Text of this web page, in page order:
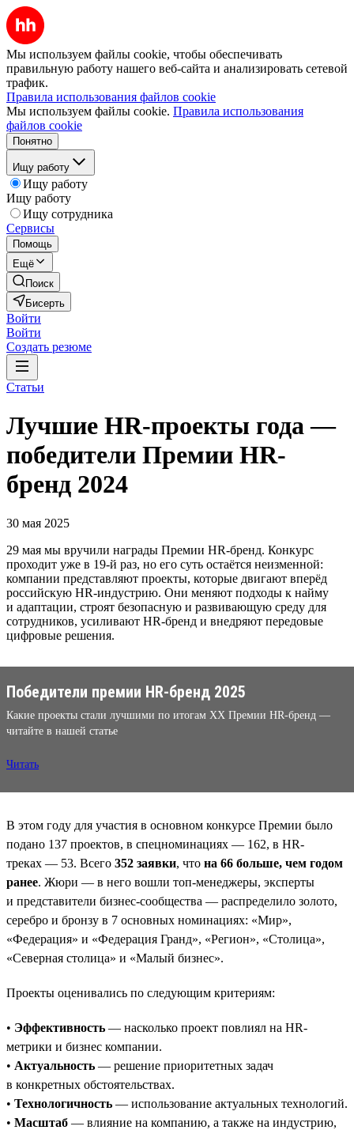
Мы используем файлы cookie, чтобы обеспечивать
правильную работу нашего веб-сайта и анализировать сетевой
трафик.
Правила использования файлов cookie
Мы используем файлы cookie. Правила использования
файлов cookie
Понятно
Ищу работу
Ищу работу
Ищу работу
Ищу сотрудника
Сервисы
Помощь
Ещё
Поиск
Бисерть
Войти
Войти
Создать резюме
Статьи
Лучшие HR-проекты года —
победители Премии HR-
бренд 2024
30 мая 2025
29 мая мы вручили награды Премии HR-бренд. Конкурс
проходит уже в 19-й раз, но его суть остаётся неизменной:
компании представляют проекты, которые двигают вперёд
российскую HR-индустрию. Они меняют подходы к найму
и адаптации, строят безопасную и развивающую среду для
сотрудников, усиливают HR-бренд и внедряют передовые
цифровые решения.
Победители премии HR-бренд 2025
Какие проекты стали лучшими по итогам XX Премии HR-бренд —
читайте в нашей статье
Читать
В этом году для участия в основном конкурсе Премии было
подано 137 проектов, в спецноминациях — 162, в HR-
треках — 53. Всего 352 заявки, что на 66 больше, чем годом
ранее. Жюри — в него вошли топ-менеджеры, эксперты
и представители бизнес-сообщества — распределило золото,
серебро и бронзу в 7 основных номинациях: «Мир»,
«Федерация» и «Федерация Гранд», «Регион», «Столица»,
«Северная столица» и «Малый бизнес».
Проекты оценивались по следующим критериям:
• Эффективность — насколько проект повлиял на HR-
метрики и бизнес компании.
• Актуальность — решение приоритетных задач
в конкретных обстоятельствах.
• Технологичность — использование актуальных технологий.
• Масштаб — влияние на компанию, а также на индустрию,